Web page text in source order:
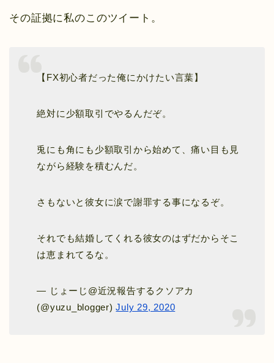
その証拠に私のこのツイート。
【FX初心者だった俺にかけたい言葉】
絶対に少額取引でやるんだぞ。
兎にも角にも少額取引から始めて、痛い目も見
ながら経験を積むんだ。
さもないと彼女に涙で謝罪する事になるぞ。
それでも結婚してくれる彼女のはずだからそこ
は恵まれてるな。
— じょーじ@近況報告するクソアカ
(@yuzu_blogger)July 29, 2020